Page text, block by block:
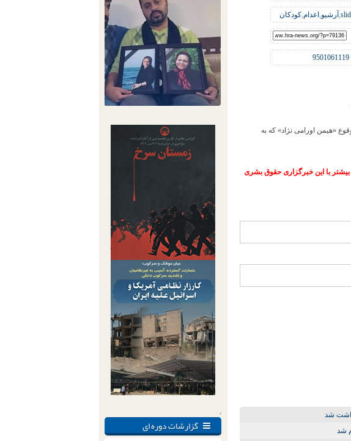
.
گزارشات دوره ای
,آرشیو,اعدام,کودکان
«هیمن اورامی نژاد» که به
بیشتر با این خبرگزاری حقوق بشری